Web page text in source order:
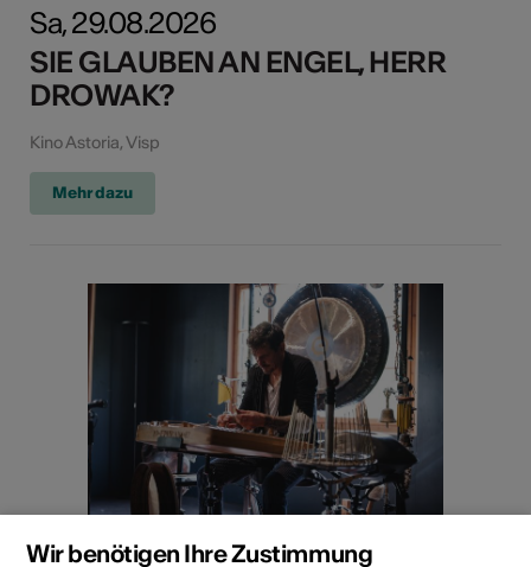
Sa, 29.08.2026
SIE GLAUBEN AN ENGEL, HERR
DROWAK?
Kino Astoria, Visp
Mehr dazu
Wir benötigen Ihre Zustimmung